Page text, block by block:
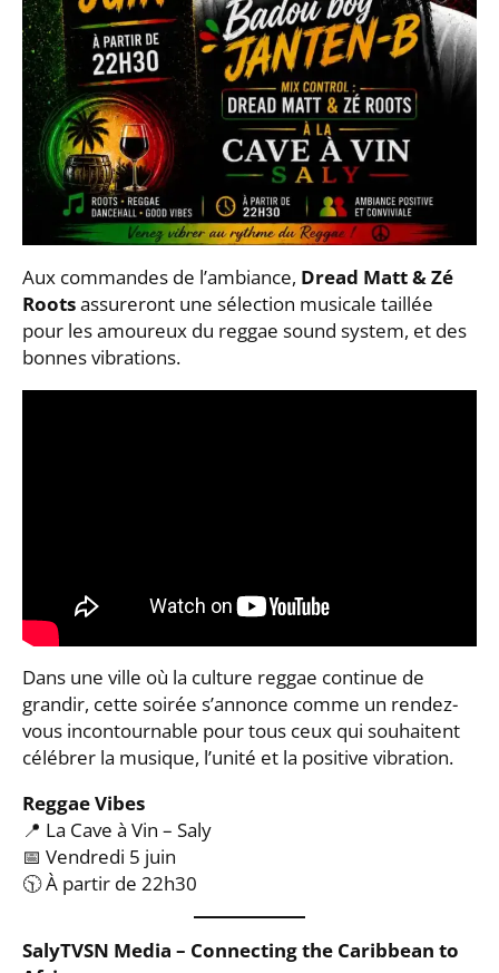
Aux commandes de l’ambiance, Dread Matt & Zé
Rootsassureront une sélection musicale taillée
pour les amoureux du reggae sound system, et des
bonnes vibrations.
Dans une ville où la culture reggae continue de
grandir, cette soirée s’annonce comme un rendez-
vous incontournable pour tous ceux qui souhaitent
célébrer la musique, l’unité et la positive vibration.
Reggae Vibes
📍 La Cave à Vin – Saly
📅 Vendredi 5 juin
🕥 À partir de 22h30
SalyTVSN Media – Connecting the Caribbean to